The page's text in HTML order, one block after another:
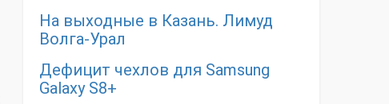
На выходные в Казань. Лимуд
Волга-Урал
Дефицит чехлов для Samsung
Galaxy S8+